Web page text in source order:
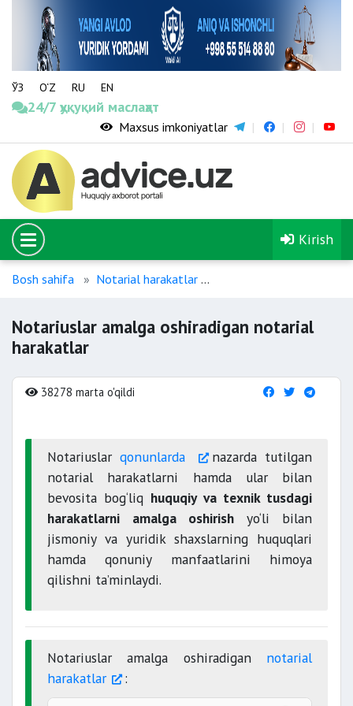
ЎЗ O‘Z RU EN
24/7 ҳуқуқий маслаҳат
Maxsus imkoniyatlar
Kirish
Bosh sahifa Notarial harakatlar
Notariuslar amalga oshiradigan notarial
harakatlar
38278 marta o'qildi
Notariuslarqonunlarda
nazarda tutilgan
notarial harakatlarni hamda ular bilan
bevosita bog‘liq huquqiy va texnik tusdagi
harakatlarni amalga oshirish yo‘li bilan
jismoniy va yuridik shaxslarning huquqlari
hamda qonuniy manfaatlarini himoya
qilishni ta’minlaydi.
Notariuslar amalga oshiradigannotarial
harakatlar
: